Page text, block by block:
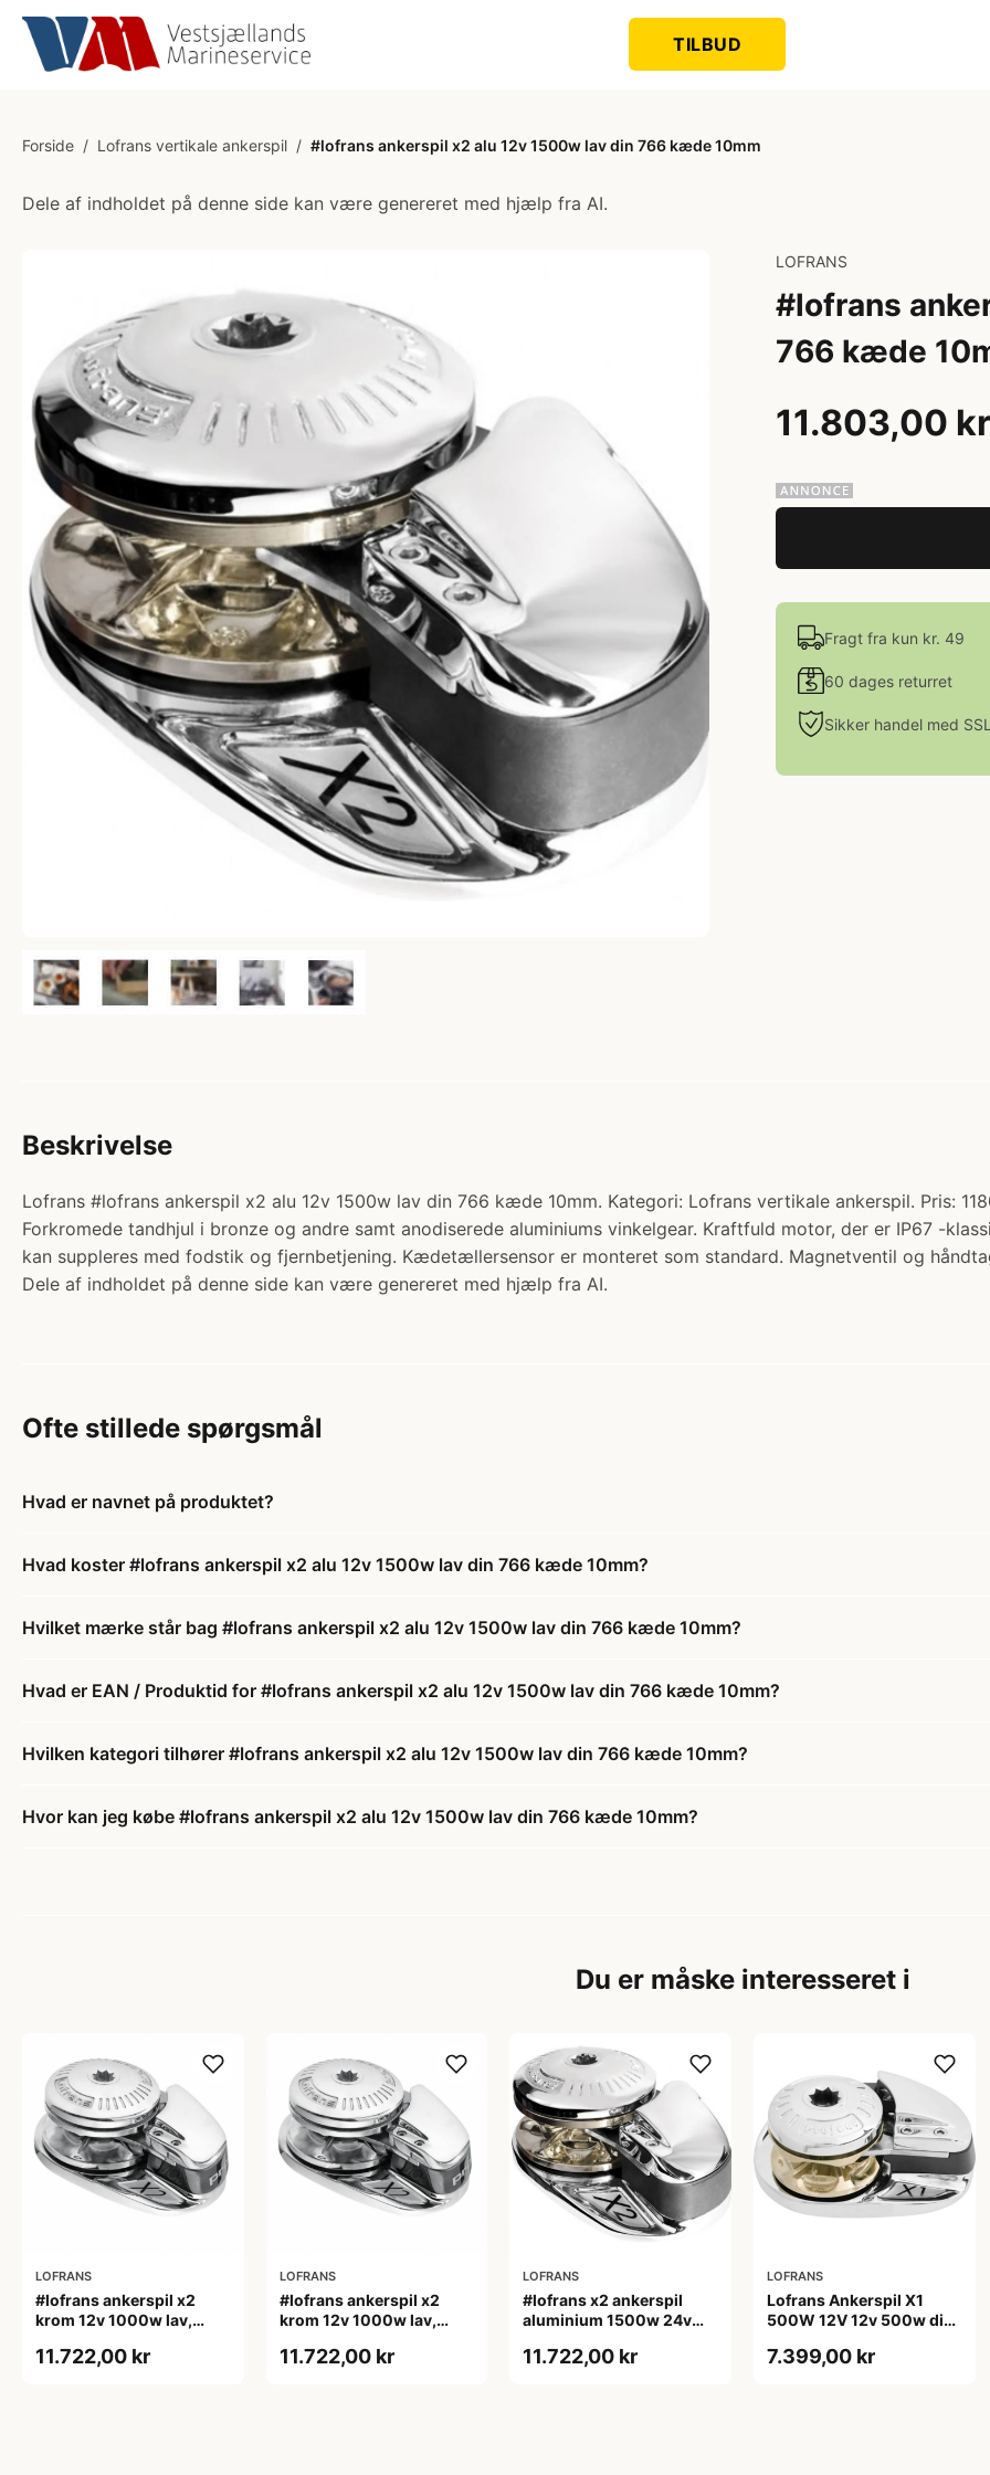
TILBUD
Forside / Lofrans vertikale ankerspil / #lofrans ankerspil x2 alu 12v 1500w lav din 766 kæde 10mm
Dele af indholdet på denne side kan være genereret med hjælp fra AI.
LOFRANS
#lofrans
766 kæde
11.803,00 kr
Fragt fra kun kr. 49
60 dages returret
Sikker handel med SSL
Beskrivelse
Lofrans #lofrans ankerspil x2 alu 12v 1500w lav din 766 kæde 10mm. Kategori: Lofrans vertikale ankerspil. Pris:
Forkromede tandhjul i bronze og andre samt anodiserede aluminiums vinkelgear. Kraftfuld motor, der er IP67 -
kan suppleres med fodstik og fjernbetjening. Kædetællersensor er monteret som standard. Magnetventil og
Dele af indholdet på denne side kan være genereret med hjælp fra AI.
Ofte stillede spørgsmål
Hvad er navnet på produktet?
Hvad koster #lofrans ankerspil x2 alu 12v 1500w lav din 766 kæde 10mm?
Hvilket mærke står bag #lofrans ankerspil x2 alu 12v 1500w lav din 766 kæde 10mm?
Hvad er EAN / Produktid for #lofrans ankerspil x2 alu 12v 1500w lav din 766 kæde 10mm?
Hvilken kategori tilhører #lofrans ankerspil x2 alu 12v 1500w lav din 766 kæde 10mm?
Hvor kan jeg købe #lofrans ankerspil x2 alu 12v 1500w lav din 766 kæde 10mm?
Du er måske interesseret i
LOFRANS
#lofrans ankerspil x2
krom 12v 1000w lav,
11.722,00 kr
LOFRANS
#lofrans ankerspil x2
krom 12v 1000w lav,
11.722,00 kr
LOFRANS
#lofrans x2 ankerspil
aluminium 1500w 24v
11.722,00 kr
LOFRANS
Lofrans Ankerspil X1
500W 12V 12v 500w din
10/12mm
7.399,00 kr